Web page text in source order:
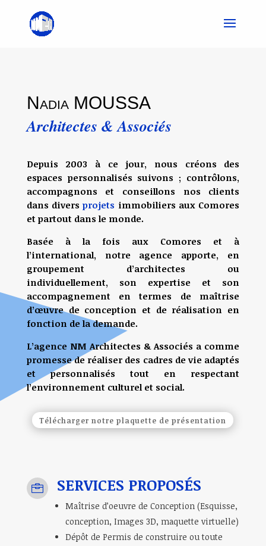
Nadia MOUSSA
Architectes & Associés
Depuis 2003 à ce jour, nous créons des
espaces personnalisés suivons ; contrôlons,
accompagnons et conseillons nos clients
dans diversprojets immobiliers aux Comores
et partout dans le monde.
Basée à la fois aux Comores et à
l’international, notre agence apporte, en
groupement d’architectes ou
individuellement, son expertise et son
accompagnement en termes de maîtrise
d’œuvre de conception et de réalisation en
fonction de la demande.
L’agence NM Architectes & Associés a comme
promesse de réaliser des cadres de vie adaptés
et personnalisés tout en respectant
l’environnement culturel et social.
Télécharger notre plaquette de présentation
 SERVICES PROPOSÉS
Maîtrise d’oeuvre de Conception (Esquisse,
conception, Images 3D, maquette virtuelle)
Dépôt de Permis de construire ou toute